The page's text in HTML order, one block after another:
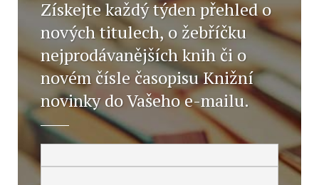
Získejte každý týden přehled o
nových titulech, o žebříčku
nejprodávanějších knih či o
novém čísle časopisu Knižní
novinky do Vašeho e-mailu.